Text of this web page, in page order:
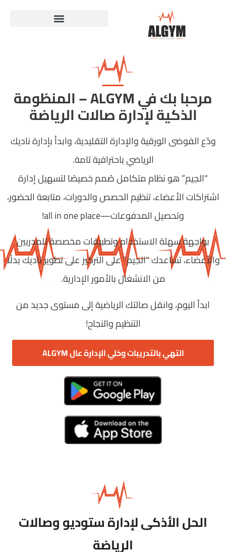
مرحبا بك في ALGYM – المنظومة
الذكية لإدارة صالات الرياضة
ودّع الفوضى الورقية والإدارة التقليدية، وابدأ بإدارة ناديك
الرياضي باحترافية تامة.
“الجيم” هو نظام متكامل صُمم خصيصًا لتسهيل إدارة
اشتراكات الأعضاء، تنظيم الحصص والدورات، متابعة الحضور،
وتحصيل المدفوعات—all in one place!
بواجهة سهلة الاستخدام وتطبيقات مخصصة للمدربين
والأعضاء، تساعدك “الجيم” على التركيز على تطوير ناديك بدلًا
من الانشغال بالأمور الإدارية.
ابدأ اليوم، وانقل صالتك الرياضية إلى مستوى جديد من
التنظيم والنجاح!
التهي بالتدريبات وخلي الإدارة عال ALGYM
الحل الأذكى لإدارة ستوديو وصالات
الرياضة